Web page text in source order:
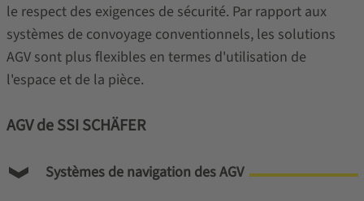
le respect des exigences de sécurité. Par rapport aux
systèmes de convoyage conventionnels, les solutions
AGV sont plus flexibles en termes d'utilisation de
l'espace et de la pièce.
AGV de SSI SCHÄFER
Systèmes de navigation des AGV